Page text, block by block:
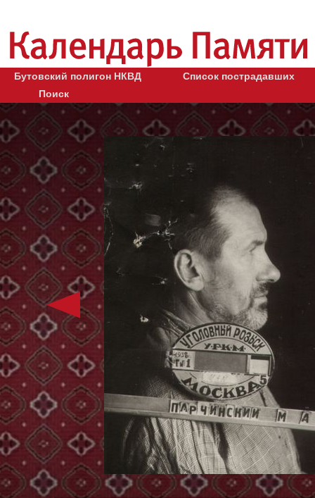
Бутовский полигон НКВД
Список пострадавших
Поиск